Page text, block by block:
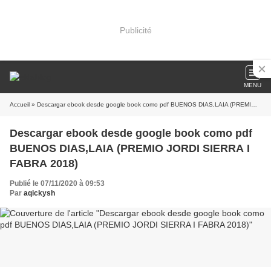
Publicité
MENU
Accueil » Descargar ebook desde google book como pdf BUENOS DIAS,LAIA (PREMIO JORDI SIERRA I FABRA 2018)
Descargar ebook desde google book como pdf
BUENOS DIAS,LAIA (PREMIO JORDI SIERRA I
FABRA 2018)
Publié le 07/11/2020 à 09:53
Par aqickysh